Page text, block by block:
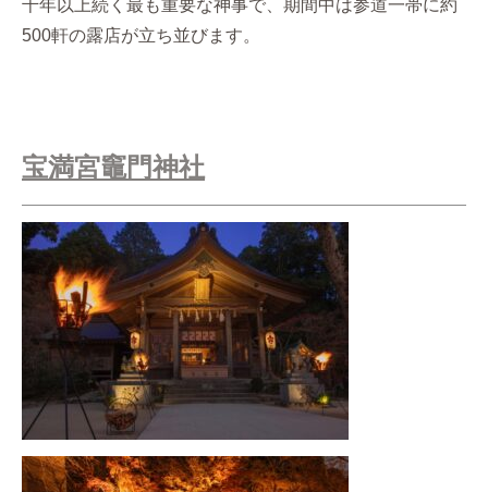
千年以上続く最も重要な神事で、期間中は参道一帯に約
500軒の露店が立ち並びます。
宝満宮竈門神社